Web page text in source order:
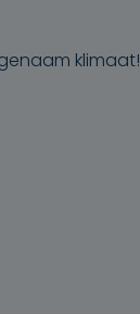
klimaat!